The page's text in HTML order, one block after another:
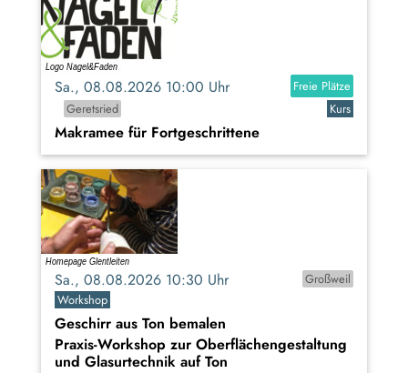
Sa., 08.08.2026 10:00 Uhr
Freie Plätze
Geretsried
Kurs
Makramee für Fortgeschrittene
Sa., 08.08.2026 10:30 Uhr
Großweil
Workshop
Geschirr aus Ton bemalen
Praxis-Workshop zur Oberflächengestaltung
und Glasurtechnik auf Ton